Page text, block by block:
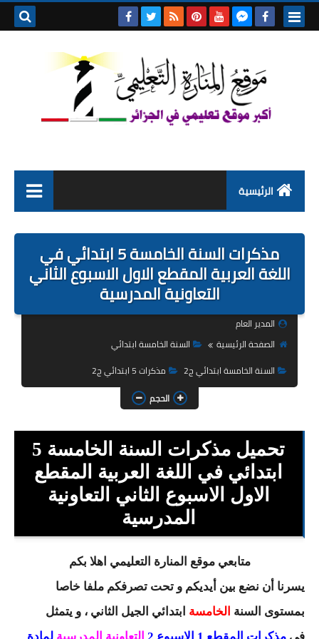
الرئيسية
التربية التحضيرية
السنة الاولى ابتدائي
السنة الثالثة ابتدائي
السنة الرابعة ابتدائي
شهادة التعليم الابتدائي
تزيين القسم
التعليم المتوسط
السنة الاولى متوسط
السنة الثانية متوسط
السنة الثالثة متوسط
مذكرات السنة الخامسة 5 ابتدائي في
اللغة العربية المقطع الاول الاسبوع الثاني
التعاونية المدرسية
المدير العام
الصفحة الرئيسية
السنة الخامسة ابتدائي
السنة الخامسة ابتدائي ج2
مذكرات 5 ابتدائي ج2
الحجم
تحميل مذكرات السنة الخامسة 5
ابتدائي في اللغة العربية المقطع
الاول الاسبوع الثاني التعاونية
المدرسية
متابعي موقع المنارة التعليمي اهلا بكم
يسرنا أن نضع بين أيديكم و تحت تصرفكم ملفا خاصا
بمستوى السنة الخامسة ابتدائي الجيل الثاني ، و يتمثل